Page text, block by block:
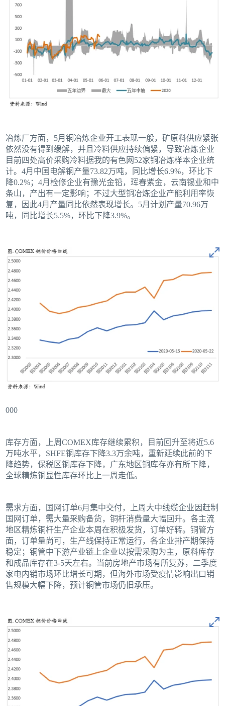
冶炼厂方面，5月铜冶炼企业开工表现一般，矿原料供应紧张
依然没有得到缓解，并且冷料供应持续偏紧，导致冶炼企业
目前四处高价采购冷料据我的有色网52家铜冶炼样本企业统
计。4月中国电解铜产量73.82万吨，同比增长6.9%，环比下
降0.2%；4月检修企业有豫光金铅，珲春紫金，云南锡业和中
条山，产出有一定影响；不过大型铜冶炼企业产能利用率恢
复，因此4月产量同比依然表现增长。5月计划产量70.96万
吨，同比增长5.5%，环比下降3.9%。
000
库存方面，上周COMEX库存继续累积，目前回升至将近5.6
万吨水平，SHFE铜库存下降3.3万余吨，重新延续此前的下
降趋势，保税区铜库存下降，广东地区铜库存亦有所下降，
全球精炼铜显性库存环比上一周走低。
需求方面，国网订单6月集中交付，上周大中线缆企业因赶制
国网订单，需大量采购备货，铜杆消费量大幅回升。各主流
地区精炼铜杆生产企业本周在积极发货，订单好转。铜管方
面，订单量尚可，生产线保持正常运行，各企业排产期保持
稳定；铜管中下游产业链上企业以按需采购为主，原料库存
和成品库存在3-5天左右。当前房地产市场有所复苏，二季度
家电内销市场环比增长可期，但海外市场受疫情影响出口销
售规模大幅下降，预计铜管市场仍旧承压。